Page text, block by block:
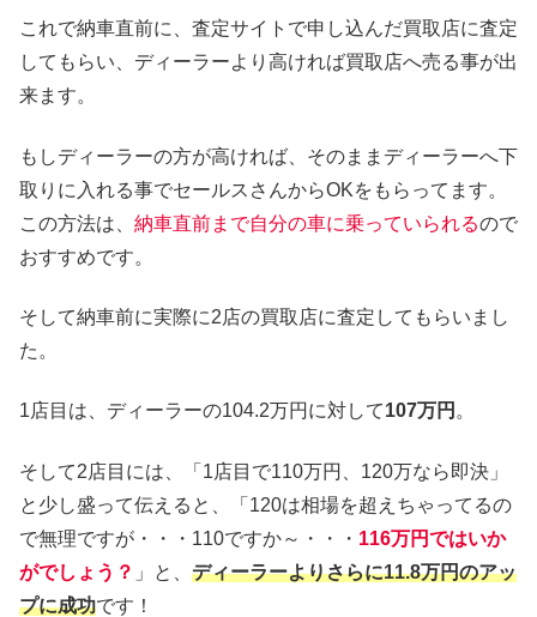
これで納車直前に、査定サイトで申し込んだ買取店に査定
してもらい、ディーラーより高ければ買取店へ売る事が出
来ます。
もしディーラーの方が高ければ、そのままディーラーへ下
取りに入れる事でセールスさんからOKをもらってます。
この方法は、 納車直前まで自分の車に乗っていられるので
おすすめです。
そして納車前に実際に2店の買取店に査定してもらいまし
た。
1店目は、ディーラーの104.2万円に対して107万円 。
そして2店目には、「1店目で110万円、120万なら即決」
と少し盛って伝えると、「120は相場を超えちゃってるの
で無理ですが・・・110ですか～・・・ 116万円ではいか
がでしょう？ 」と、 ディーラーよりさらに11.8万円のアッ
プに成功です！